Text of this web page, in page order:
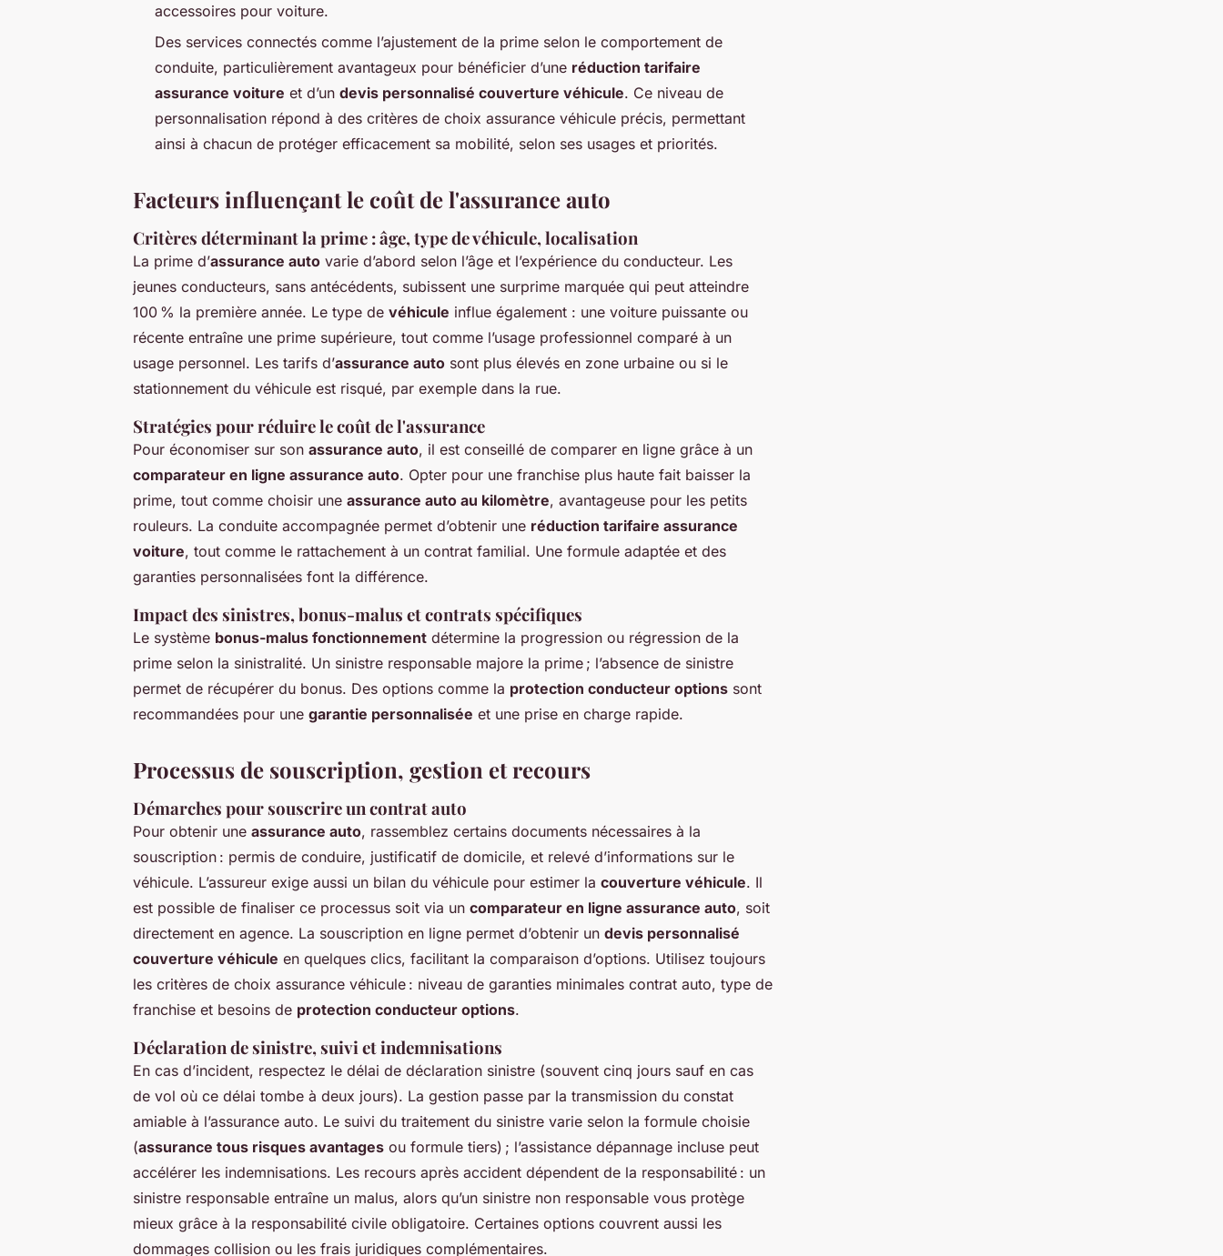
accessoires pour voiture.
Des services connectés comme l’ajustement de la prime selon le comportement de
conduite, particulièrement avantageux pour bénéficier d’une réduction tarifaire
assurance voiture et d’un devis personnalisé couverture véhicule. Ce niveau de
personnalisation répond à des critères de choix assurance véhicule précis, permettant
ainsi à chacun de protéger efficacement sa mobilité, selon ses usages et priorités.
Facteurs influençant le coût de l'assurance auto
Critères déterminant la prime : âge, type de véhicule, localisation
La prime d’assurance auto varie d’abord selon l’âge et l’expérience du conducteur. Les
jeunes conducteurs, sans antécédents, subissent une surprime marquée qui peut atteindre
100 % la première année. Le type de véhicule influe également : une voiture puissante ou
récente entraîne une prime supérieure, tout comme l’usage professionnel comparé à un
usage personnel. Les tarifs d’assurance auto sont plus élevés en zone urbaine ou si le
stationnement du véhicule est risqué, par exemple dans la rue.
Stratégies pour réduire le coût de l'assurance
Pour économiser sur son assurance auto, il est conseillé de comparer en ligne grâce à un
comparateur en ligne assurance auto. Opter pour une franchise plus haute fait baisser la
prime, tout comme choisir une assurance auto au kilomètre, avantageuse pour les petits
rouleurs. La conduite accompagnée permet d’obtenir une réduction tarifaire assurance
voiture, tout comme le rattachement à un contrat familial. Une formule adaptée et des
garanties personnalisées font la différence.
Impact des sinistres, bonus-malus et contrats spécifiques
Le système bonus-malus fonctionnement détermine la progression ou régression de la
prime selon la sinistralité. Un sinistre responsable majore la prime ; l’absence de sinistre
permet de récupérer du bonus. Des options comme la protection conducteur options sont
recommandées pour une garantie personnalisée et une prise en charge rapide.
Processus de souscription, gestion et recours
Démarches pour souscrire un contrat auto
Pour obtenir une assurance auto, rassemblez certains documents nécessaires à la
souscription : permis de conduire, justificatif de domicile, et relevé d’informations sur le
véhicule. L’assureur exige aussi un bilan du véhicule pour estimer la couverture véhicule. Il
est possible de finaliser ce processus soit via un comparateur en ligne assurance auto, soit
directement en agence. La souscription en ligne permet d’obtenir un devis personnalisé
couverture véhicule en quelques clics, facilitant la comparaison d’options. Utilisez toujours
les critères de choix assurance véhicule : niveau de garanties minimales contrat auto, type de
franchise et besoins de protection conducteur options.
Déclaration de sinistre, suivi et indemnisations
En cas d’incident, respectez le délai de déclaration sinistre (souvent cinq jours sauf en cas
de vol où ce délai tombe à deux jours). La gestion passe par la transmission du constat
amiable à l’assurance auto. Le suivi du traitement du sinistre varie selon la formule choisie
(assurance tous risques avantages ou formule tiers) ; l’assistance dépannage incluse peut
accélérer les indemnisations. Les recours après accident dépendent de la responsabilité : un
sinistre responsable entraîne un malus, alors qu’un sinistre non responsable vous protège
mieux grâce à la responsabilité civile obligatoire. Certaines options couvrent aussi les
dommages collision ou les frais juridiques complémentaires.